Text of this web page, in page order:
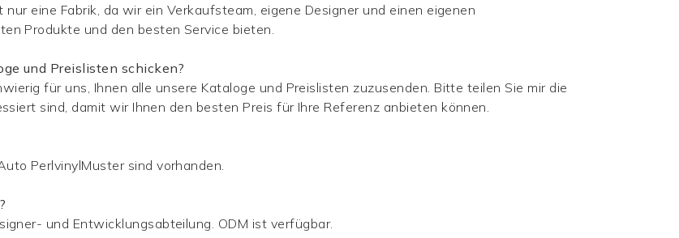
nur eine Fabrik, da wir ein Verkaufsteam, eigene Designer und einen eigenen
Produkte und den besten Service bieten.
und Preislisten schicken?
für uns, Ihnen alle unsere Kataloge und Preislisten zuzusenden. Bitte teilen Sie mir die
sind, damit wir Ihnen den besten Preis für Ihre Referenz anbieten können.
PerlvinylMuster sind vorhanden.
und Entwicklungsabteilung. ODM ist verfügbar.